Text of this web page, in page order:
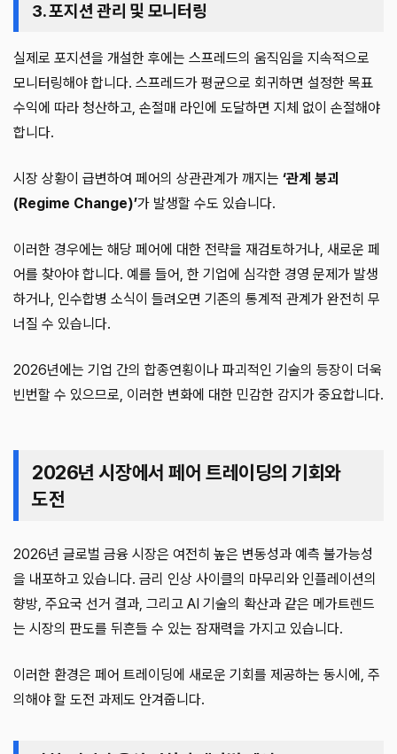
3. 포지션 관리 및 모니터링
실제로 포지션을 개설한 후에는 스프레드의 움직임을 지속적으로
모니터링해야 합니다. 스프레드가 평균으로 회귀하면 설정한 목표
수익에 따라 청산하고, 손절매 라인에 도달하면 지체 없이 손절해야
합니다.
시장 상황이 급변하여 페어의 상관관계가 깨지는 ‘관계 붕괴
(Regime Change)’가 발생할 수도 있습니다.
이러한 경우에는 해당 페어에 대한 전략을 재검토하거나, 새로운 페
어를 찾아야 합니다. 예를 들어, 한 기업에 심각한 경영 문제가 발생
하거나, 인수합병 소식이 들려오면 기존의 통계적 관계가 완전히 무
너질 수 있습니다.
2026년에는 기업 간의 합종연횡이나 파괴적인 기술의 등장이 더욱
빈번할 수 있으므로, 이러한 변화에 대한 민감한 감지가 중요합니다.
2026년 시장에서 페어 트레이딩의 기회와
도전
2026년 글로벌 금융 시장은 여전히 높은 변동성과 예측 불가능성
을 내포하고 있습니다. 금리 인상 사이클의 마무리와 인플레이션의
향방, 주요국 선거 결과, 그리고 AI 기술의 확산과 같은 메가트렌드
는 시장의 판도를 뒤흔들 수 있는 잠재력을 가지고 있습니다.
이러한 환경은 페어 트레이딩에 새로운 기회를 제공하는 동시에, 주
의해야 할 도전 과제도 안겨줍니다.